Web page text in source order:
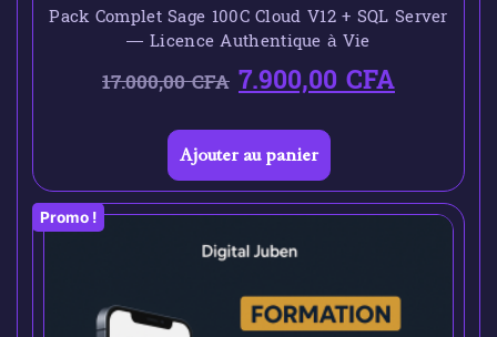
Pack Complet Sage 100C Cloud V12 + SQL Server
— Licence Authentique à Vie
17.000,00CFA 7.900,00CFA
Ajouter au panier
Promo !